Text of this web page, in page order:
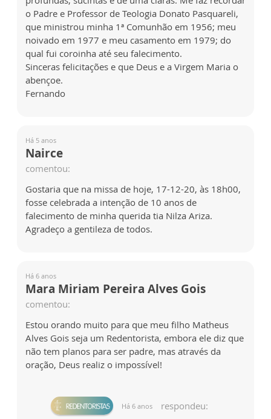
o Padre e Professor de Teologia Donato Pasquareli,
que ministrou minha 1ª Comunhão em 1956; meu
noivado em 1977 e meu casamento em 1979; do
qual fui coroinha até seu falecimento.
Sinceras felicitações e que Deus e a Virgem Maria o
abençoe.
Fernando
Há 5 anos
Nairce
comentou:
Gostaria que na missa de hoje, 17-12-20, às 18h00,
fosse celebrada a intenção de 10 anos de
falecimento de minha querida tia Nilza Ariza.
Agradeço a gentileza de todos.
Há 6 anos
Mara Miriam Pereira Alves Gois
comentou:
Estou orando muito para que meu filho Matheus
Alves Gois seja um Redentorista, embora ele diz que
não tem planos para ser padre, mas através da
oração, Deus realiz o impossível!
Há 6 anos
respondeu: